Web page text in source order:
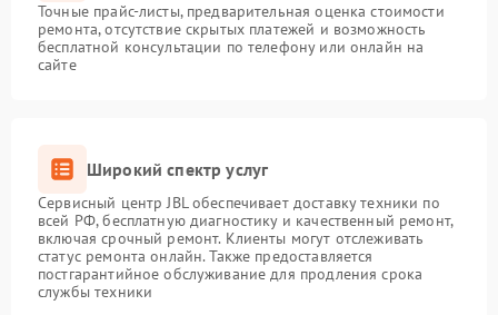
Точные прайс-листы, предварительная оценка стоимости
ремонта, отсутствие скрытых платежей и возможность
бесплатной консультации по телефону или онлайн на
сайте
Широкий спектр услуг
Сервисный центр JBL обеспечивает доставку техники по
всей РФ, бесплатную диагностику и качественный ремонт,
включая срочный ремонт. Клиенты могут отслеживать
статус ремонта онлайн. Также предоставляется
постгарантийное обслуживание для продления срока
службы техники